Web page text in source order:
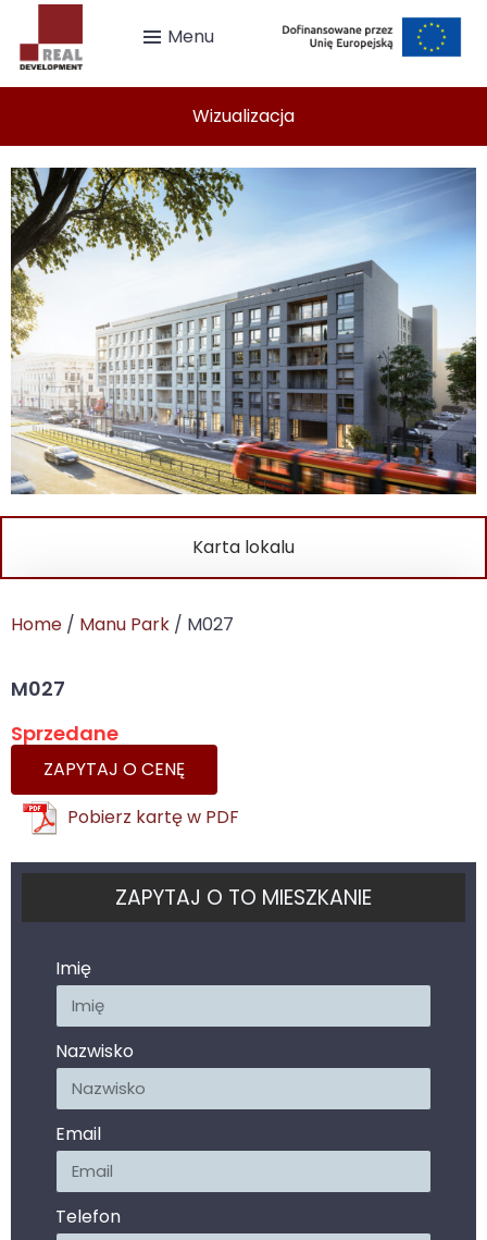
Menu
Wizualizacja
Karta lokalu
Home / Manu Park / M027
M027
Sprzedane
ZAPYTAJ O CENĘ
Pobierz kartę w PDF
ZAPYTAJ O TO MIESZKANIE
Imię
Nazwisko
Email
Telefon